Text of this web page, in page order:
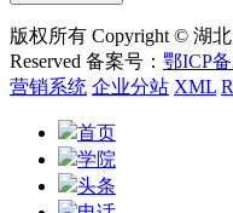
版权所有 Copyright © 湖
Reserved 备案号： 鄂ICP
营销系统 企业分站 XML
首页
学院
头条